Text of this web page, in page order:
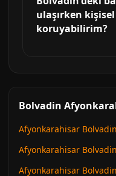
ulaşırken
koruyabilirim?
Bolvadin
Afyonkarahisar
Afyonkarahisar
Afyonkarahisar